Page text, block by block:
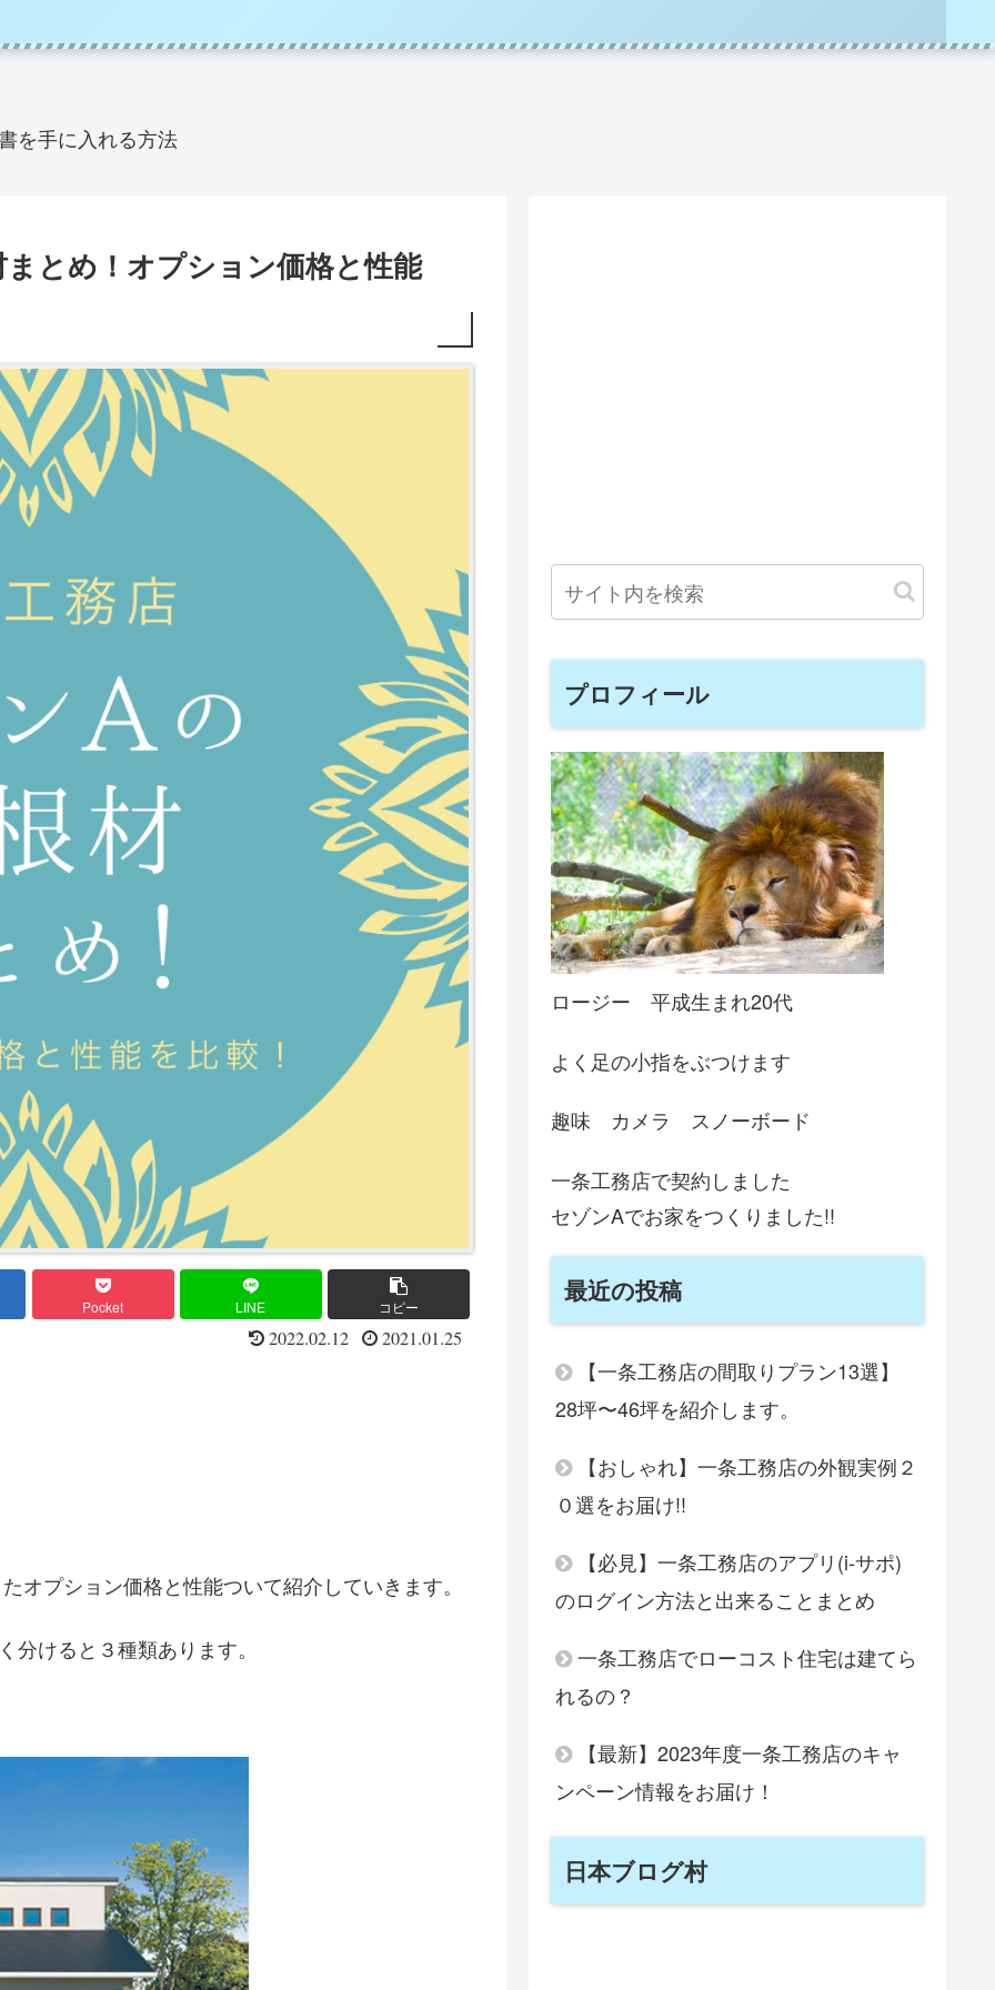
を手に入れる方法
とめ！オプション価格と性能
Pocket LINE コピー
2022.02.12 2021.01.25
オプション価格と性能ついて紹介していきます。
けると３種類あります。
プロフィール
ロージー 平成生まれ20代
よく足の小指をぶつけます
趣味 カメラ スノーボード
一条工務店で契約しました
セゾンAでお家をつくりました!!
最近の投稿
【一条工務店の間取りプラン13選】
28坪〜46坪を紹介します。
【おしゃれ】一条工務店の外観実例２
０選をお届け!!
【必見】一条工務店のアプリ(i-サポ)
のログイン方法と出来ることまとめ
一条工務店でローコスト住宅は建てら
れるの？
【最新】2023年度一条工務店のキャ
ンペーン情報をお届け！
日本ブログ村